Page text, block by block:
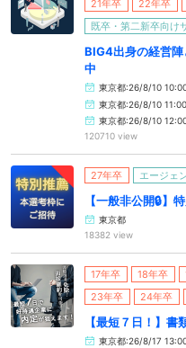
21年卒 22年卒
既卒・第二新卒向け
BIG4出身の経営
中
東京都:26/8/10
東京都:26/8/10 11:00
東京都:26/8/10
120710 view
27年卒 エージェ
【一般非公開🔒️】
東京都
18382 view
17年卒 18年卒
23年卒
24年卒
【最短７日！】
東京都:26/8/17